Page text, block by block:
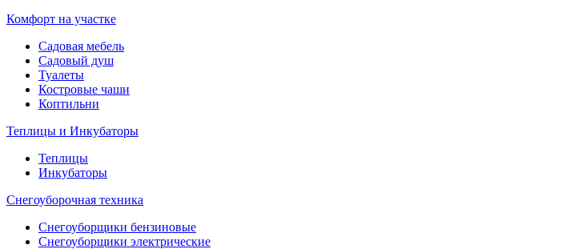
Комфорт на участке
Садовая мебель
Садовый душ
Туалеты
Костровые чаши
Коптильни
Теплицы и Инкубаторы
Теплицы
Инкубаторы
Снегоуборочная техника
Снегоуборщики бензиновые
Снегоуборщики электрические